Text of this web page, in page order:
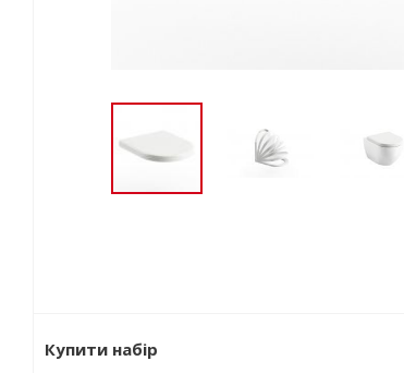
Купити набір